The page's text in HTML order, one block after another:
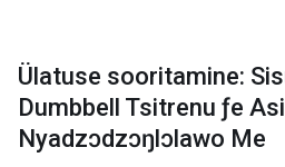
Ülatuse sooritamine:
Dumbbell Tsitrenu ƒe
Nyadzɔdzɔŋlɔlawo Me